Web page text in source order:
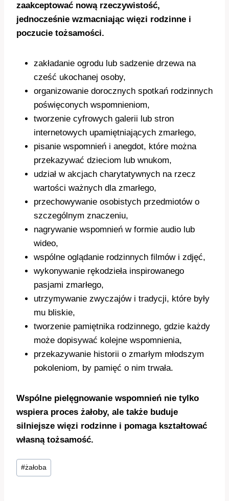
zaakceptować nową rzeczywistość,
jednocześnie wzmacniając więzi rodzinne i
poczucie tożsamości.
zakładanie ogrodu lub sadzenie drzewa na
cześć ukochanej osoby,
organizowanie dorocznych spotkań rodzinnych
poświęconych wspomnieniom,
tworzenie cyfrowych galerii lub stron
internetowych upamiętniających zmarłego,
pisanie wspomnień i anegdot, które można
przekazywać dzieciom lub wnukom,
udział w akcjach charytatywnych na rzecz
wartości ważnych dla zmarłego,
przechowywanie osobistych przedmiotów o
szczególnym znaczeniu,
nagrywanie wspomnień w formie audio lub
wideo,
wspólne oglądanie rodzinnych filmów i zdjęć,
wykonywanie rękodzieła inspirowanego
pasjami zmarłego,
utrzymywanie zwyczajów i tradycji, które były
mu bliskie,
tworzenie pamiętnika rodzinnego, gdzie każdy
może dopisywać kolejne wspomnienia,
przekazywanie historii o zmarłym młodszym
pokoleniom, by pamięć o nim trwała.
Wspólne pielęgnowanie wspomnień nie tylko
wspiera proces żałoby, ale także buduje
silniejsze więzi rodzinne i pomaga kształtować
własną tożsamość.
Tagi
wpisu:
#żałoba